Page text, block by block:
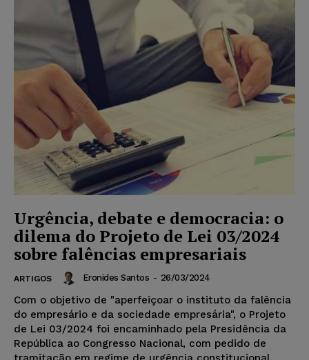
Urgência, debate e democracia: o
dilema do Projeto de Lei 03/2024
sobre falências empresariais
ARTIGOS Eronides Santos - 26/03/2024
Com o objetivo de "aperfeiçoar o instituto da falência
do empresário e da sociedade empresária", o Projeto
de Lei 03/2024 foi encaminhado pela Presidência da
República ao Congresso Nacional, com pedido de